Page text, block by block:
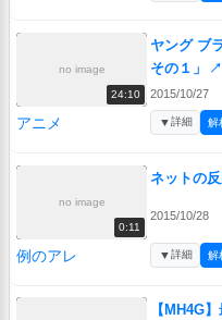
no image
24:10
ヤング ブ
その１」
↗
2015/10/27
アニメ ▼詳細 解
no image
0:11
ネットの
2015/10/28
例のアレ ▼詳細 解
【MH4G